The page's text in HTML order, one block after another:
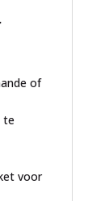
of
te
voor